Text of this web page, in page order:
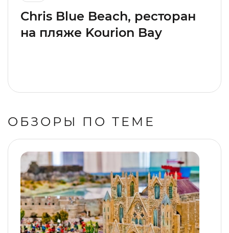
Chris Blue Beach, ресторан
на пляже Kourion Bay
ОБЗОРЫ ПО ТЕМЕ